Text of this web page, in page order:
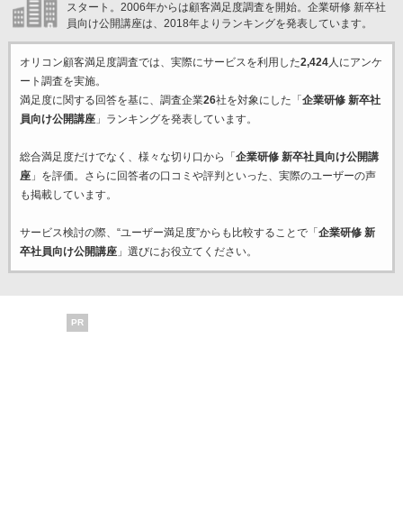
スタート。2006年からは顧客満足度調査を開始。企業研修 新卒社
員向け公開講座は、2018年よりランキングを発表しています。
オリコン顧客満足度調査では、実際にサービスを利用した2,424人にアンケ
ート調査を実施。
満足度に関する回答を基に、調査企業26社を対象にした「 企業研修 新卒社
員向け公開講座」ランキングを発表しています。
総合満足度だけでなく、様々な切り口から「 企業研修 新卒社員向け公開講
座」を評価。さらに回答者の口コミや評判といった、実際のユーザーの声
も掲載しています。
サービス検討の際、“ユーザー満足度”からも比較することで「 企業研修 新
卒社員向け公開講座」選びにお役立てください。
PR